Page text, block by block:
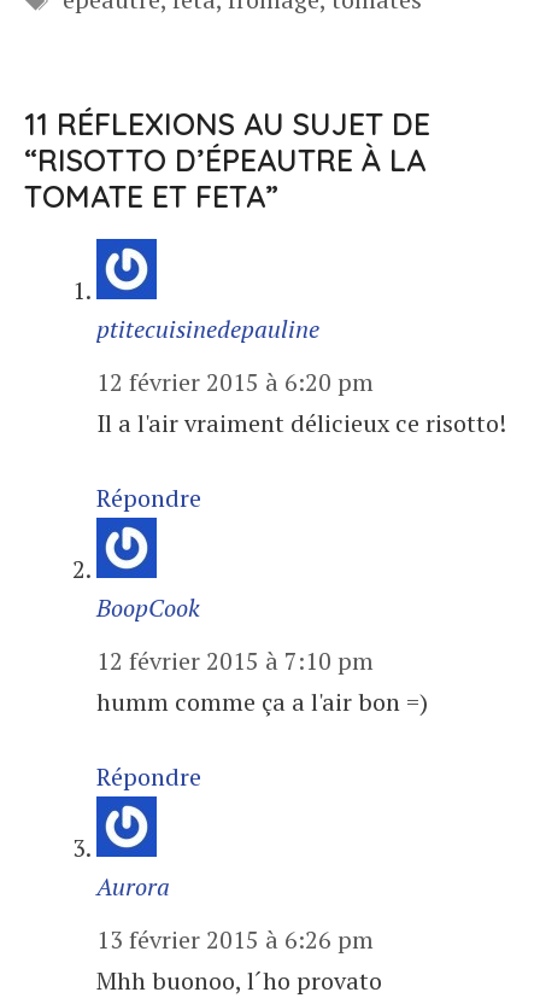
11 RÉFLEXIONS AU SUJET DE
“RISOTTO D’ÉPEAUTRE À LA
TOMATE ET FETA”
ptitecuisinedepauline
12 février 2015 à 6:20 pm
Il a l'air vraiment délicieux ce risotto!
Répondre
BoopCook
12 février 2015 à 7:10 pm
humm comme ça a l'air bon =)
Répondre
Aurora
13 février 2015 à 6:26 pm
Mhh buonoo, l´ho provato